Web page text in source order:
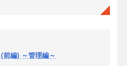
編) ～管理編～